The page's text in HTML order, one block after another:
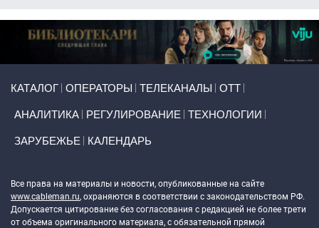
КАТАЛОГ ОПЕРАТОРЫ ТЕЛЕКАНАЛЫ ОТТ
АНАЛИТИКА РЕГУЛИРОВАНИЕ ТЕХНОЛОГИИ
ЗАРУБЕЖЬЕ КАЛЕНДАРЬ
Все права на материалы и новости, опубликованные на сайте
www.cableman.ru, охраняются в соответствии с законодательством РФ.
Допускается цитирование без согласования с редакцией не более трети
от объема оригинального материала, с обязательной прямой